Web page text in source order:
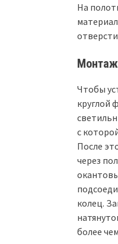
На
Монтаж
Чтобы
круглой
с
После
через
колец.
более